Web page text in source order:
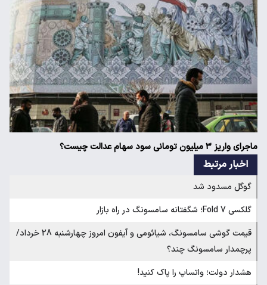
ماجرای واریز ۳ میلیون تومانی سود سهام عدالت چیست؟
اخبار مرتبط
گوگل مسدود شد
گلکسی Fold 7؛ شگفتانه سامسونگ در راه بازار
قیمت گوشی سامسونگ، شیائومی و آیفون امروز چهارشنبه 28 خرداد/
پرچمدار سامسونگ چند؟
هشدار دولت؛ واتساپ را پاک کنید!